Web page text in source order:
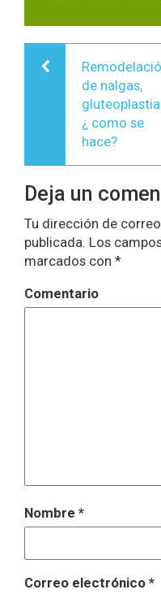
Navegación
de
entradas
de nalgas,
gluteoplastia
¿ como se
hace?
Deja un
Tu dirección de
publicada. Los
marcados con *
Comentario
Nombre *
Correo electrónico *